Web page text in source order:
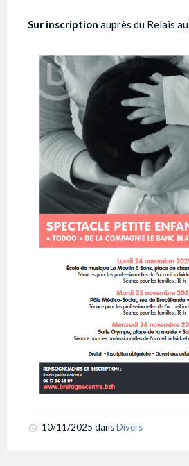
Sur inscription auprès du Relais au
10/11/2025 dansDivers